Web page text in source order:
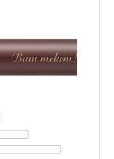
Ваш текст!